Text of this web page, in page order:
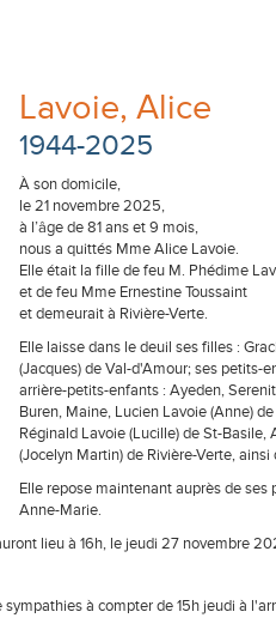
Lavoie, Alice
1944-2025
À son domicile,
le 21 novembre 2025,
à l’âge de 81 ans et 9 mois,
nous a quittés Mme Alice Lavoie.
Elle était la fille de feu M. Phédime
et de feu Mme Ernestine Toussaint
et demeurait à Rivière-Verte.
Elle laisse dans le deuil ses filles :
(Jacques) de Val-d'Amour; ses petits-
arrière-petits-enfants : Ayeden,
Buren, Maine, Lucien Lavoie (Anne)
Réginald Lavoie (Lucille) de St-
(Jocelyn Martin) de Rivière-Verte,
Elle repose maintenant auprès de
Anne-Marie.
lieu à 16h, le jeudi 27 novembre
à compter de 15h jeudi à